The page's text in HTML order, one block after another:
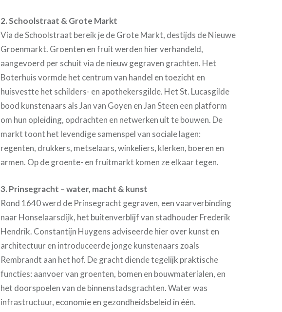
2. Schoolstraat & Grote Markt
Via de Schoolstraat bereik je de Grote Markt, destijds de Nieuwe
Groenmarkt. Groenten en fruit werden hier verhandeld,
aangevoerd per schuit via de nieuw gegraven grachten. Het
Boterhuis vormde het centrum van handel en toezicht en
huisvestte het schilders- en apothekersgilde. Het St. Lucasgilde
bood kunstenaars als Jan van Goyen en Jan Steen een platform
om hun opleiding, opdrachten en netwerken uit te bouwen. De
markt toont het levendige samenspel van sociale lagen:
regenten, drukkers, metselaars, winkeliers, klerken, boeren en
armen. Op de groente- en fruitmarkt komen ze elkaar tegen.
3. Prinsegracht – water, macht & kunst
Rond 1640 werd de Prinsegracht gegraven, een vaarverbinding
naar Honselaarsdijk, het buitenverblijf van stadhouder Frederik
Hendrik. Constantijn Huygens adviseerde hier over kunst en
architectuur en introduceerde jonge kunstenaars zoals
Rembrandt aan het hof. De gracht diende tegelijk praktische
functies: aanvoer van groenten, bomen en bouwmaterialen, en
het doorspoelen van de binnenstadsgrachten. Water was
infrastructuur, economie en gezondheidsbeleid in één.